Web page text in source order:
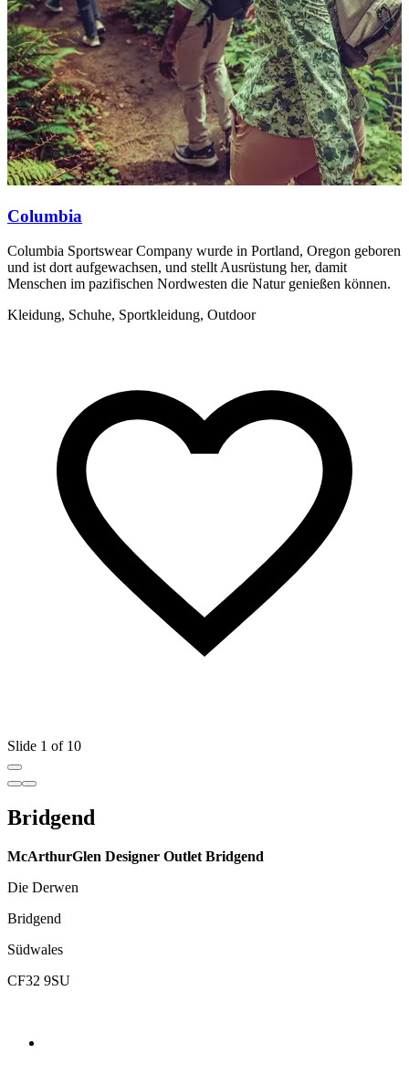
Columbia
Columbia Sportswear Company wurde in Portland, Oregon geboren
und ist dort aufgewachsen, und stellt Ausrüstung her, damit
Menschen im pazifischen Nordwesten die Natur genießen können.
Kleidung, Schuhe, Sportkleidung, Outdoor
Slide 1 of 10
Bridgend
McArthurGlen Designer Outlet Bridgend
Die Derwen
Bridgend
Südwales
CF32 9SU